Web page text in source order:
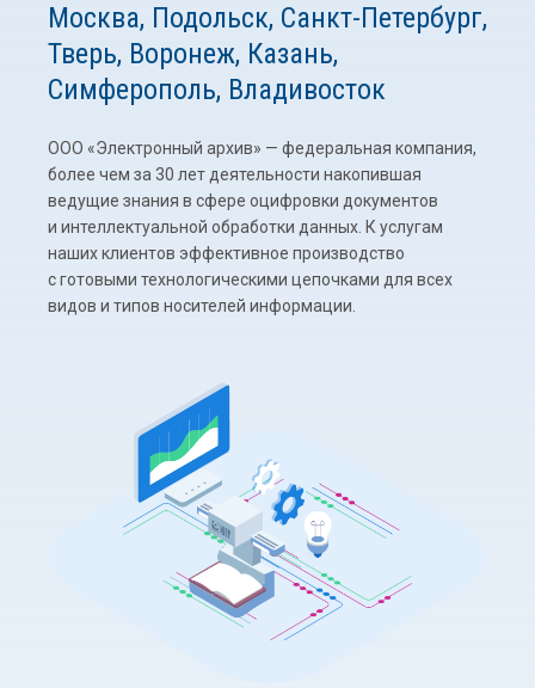
Москва, Подольск, Санкт-Петербург,
Тверь, Воронеж, Казань,
Симферополь, Владивосток
ООО «Электронный архив» — федеральная компания,
более чем за 30 лет деятельности накопившая
ведущие знания в сфере оцифровки документов
и интеллектуальной обработки данных. К услугам
наших клиентов эффективное производство
с готовыми технологическими цепочками для всех
видов и типов носителей информации.